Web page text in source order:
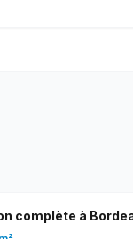
complète à